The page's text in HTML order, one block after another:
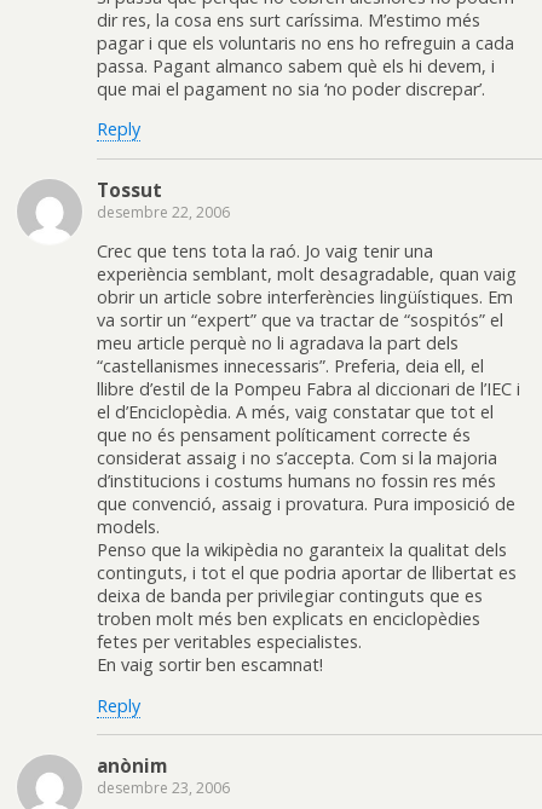
dir res, la cosa ens surt caríssima. M’estimo més
pagar i que els voluntaris no ens ho refreguin a cada
passa. Pagant almanco sabem què els hi devem, i
que mai el pagament no sia ‘no poder discrepar’.
Reply
Tossut
desembre 22, 2006
Crec que tens tota la raó. Jo vaig tenir una
experiència semblant, molt desagradable, quan vaig
obrir un article sobre interferències lingüístiques. Em
va sortir un “expert” que va tractar de “sospitós” el
meu article perquè no li agradava la part dels
“castellanismes innecessaris”. Preferia, deia ell, el
llibre d’estil de la Pompeu Fabra al diccionari de l’IEC i
el d’Enciclopèdia. A més, vaig constatar que tot el
que no és pensament políticament correcte és
considerat assaig i no s’accepta. Com si la majoria
d’institucions i costums humans no fossin res més
que convenció, assaig i provatura. Pura imposició de
models.
Penso que la wikipèdia no garanteix la qualitat dels
continguts, i tot el que podria aportar de llibertat es
deixa de banda per privilegiar continguts que es
troben molt més ben explicats en enciclopèdies
fetes per veritables especialistes.
En vaig sortir ben escamnat!
Reply
anònim
desembre 23, 2006